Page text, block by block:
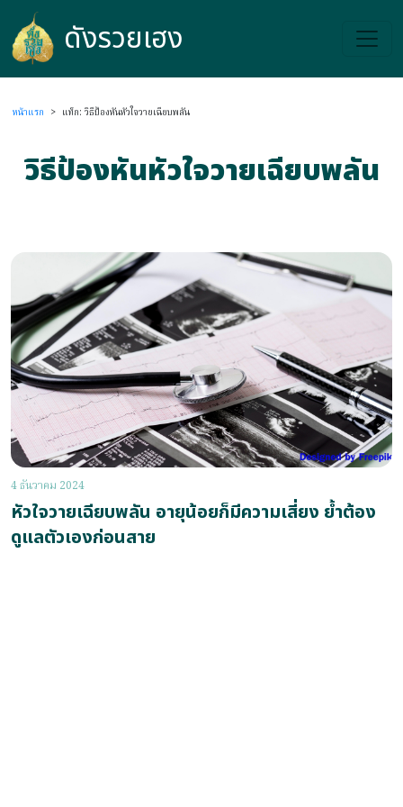
ดังรวยเฮง
ดังรวยเฮง
หน้าแรก > แท็ก: วิธีป้องหันหัวใจวายเฉียบพลัน
วิธีป้องหันหัวใจวายเฉียบพลัน
4 ธันวาคม 2024
หัวใจวายเฉียบพลัน อายุน้อยก็มีความเสี่ยง ย้ำต้อง
ดูแลตัวเองก่อนสาย